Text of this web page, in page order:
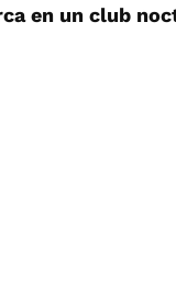
en un club